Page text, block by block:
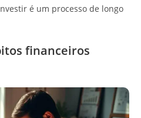
é um processo de longo
financeiros